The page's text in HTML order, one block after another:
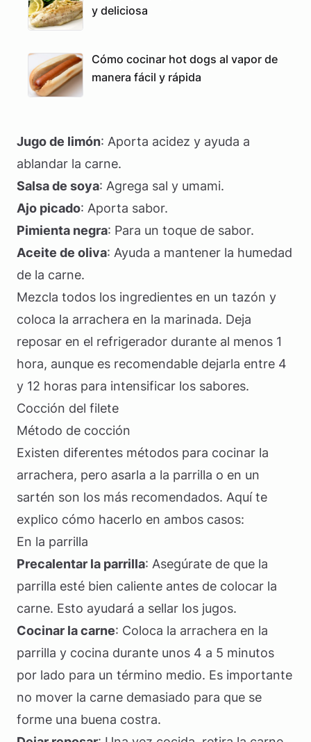
y deliciosa
Cómo cocinar hot dogs al vapor de
manera fácil y rápida
Jugo de limón: Aporta acidez y ayuda a
ablandar la carne.
Salsa de soya: Agrega sal y umami.
Ajo picado: Aporta sabor.
Pimienta negra: Para un toque de sabor.
Aceite de oliva: Ayuda a mantener la humedad
de la carne.
Mezcla todos los ingredientes en un tazón y
coloca la arrachera en la marinada. Deja
reposar en el refrigerador durante al menos 1
hora, aunque es recomendable dejarla entre 4
y 12 horas para intensificar los sabores.
Cocción del filete
Método de cocción
Existen diferentes métodos para cocinar la
arrachera, pero asarla a la parrilla o en un
sartén son los más recomendados. Aquí te
explico cómo hacerlo en ambos casos:
En la parrilla
Precalentar la parrilla: Asegúrate de que la
parrilla esté bien caliente antes de colocar la
carne. Esto ayudará a sellar los jugos.
Cocinar la carne: Coloca la arrachera en la
parrilla y cocina durante unos 4 a 5 minutos
por lado para un término medio. Es importante
no mover la carne demasiado para que se
forme una buena costra.